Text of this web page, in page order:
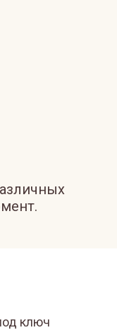
ключ